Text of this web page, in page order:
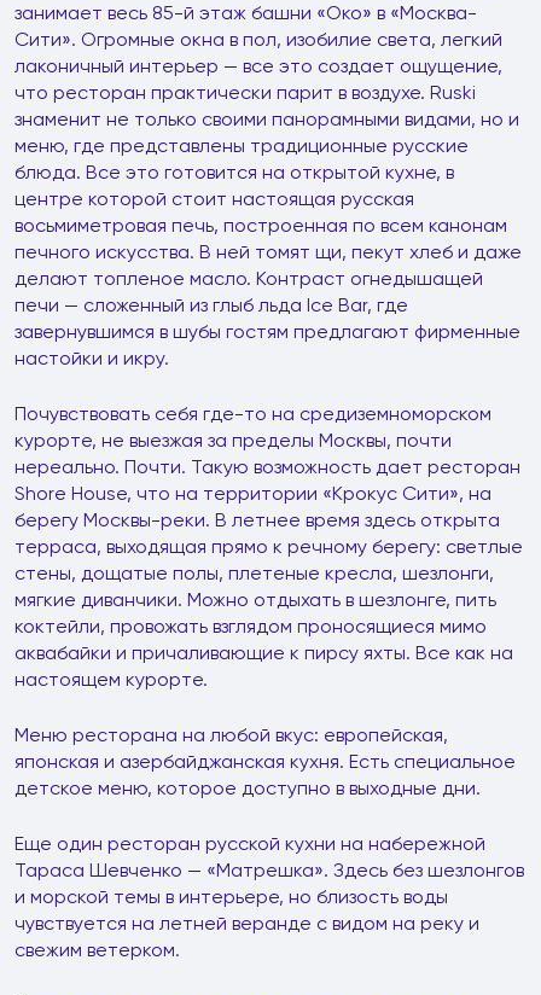
занимает весь 85-й этаж башни «Око» в «Москва-
Сити». Огромные окна в пол, изобилие света, легкий
лаконичный интерьер — все это создает ощущение,
что ресторан практически парит в воздухе. Ruski
знаменит не только своими панорамными видами, но и
меню, где представлены традиционные русские
блюда. Все это готовится на открытой кухне, в
центре которой стоит настоящая русская
восьмиметровая печь, построенная по всем канонам
печного искусства. В ней томят щи, пекут хлеб и даже
делают топленое масло. Контраст огнедышащей
печи — сложенный из глыб льда Ice Bar, где
завернувшимся в шубы гостям предлагают фирменные
настойки и икру.
Почувствовать себя где-то на средиземноморском
курорте, не выезжая за пределы Москвы, почти
нереально. Почти. Такую возможность дает ресторан
Shore House, что на территории «Крокус Сити», на
берегу Москвы-реки. В летнее время здесь открыта
терраса, выходящая прямо к речному берегу: светлые
стены, дощатые полы, плетеные кресла, шезлонги,
мягкие диванчики. Можно отдыхать в шезлонге, пить
коктейли, провожать взглядом проносящиеся мимо
аквабайки и причаливающие к пирсу яхты. Все как на
настоящем курорте.
Меню ресторана на любой вкус: европейская,
японская и азербайджанская кухня. Есть специальное
детское меню, которое доступно в выходные дни.
Еще один ресторан русской кухни на набережной
Тараса Шевченко — «Матрешка». Здесь без шезлонгов
и морской темы в интерьере, но близость воды
чувствуется на летней веранде с видом на реку и
свежим ветерком.